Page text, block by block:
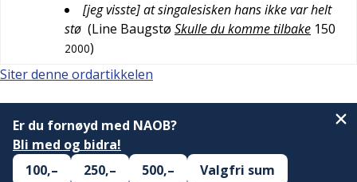
[jeg visste] at singalesisken hans ikke var helt
stø (Line Baugstø Skulle du komme tilbake 150
2000)
Siter denne ordartikkelen
Er du fornøyd med NAOB?
Bli med og bidra!
100,–
250,– 500,– Valgfri sum